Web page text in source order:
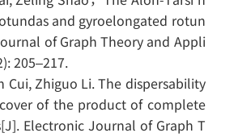
and gyroelongated rotun
of Graph Theory and Appli
205–217.
Cui, Zhiguo Li. The dispersability
of the product of complete
Electronic Journal of Graph T